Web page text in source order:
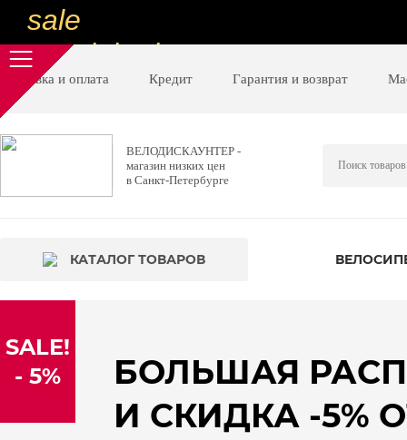
sale
special price
sale
низкие цены
вот дешево
special price
sale
надо брать
sale
Доставка и оплата Кредит Гарантия и возврат
ВЕЛОДИСКАУНТЕР -
магазин низких цен
в Санкт-Петербурге
КАТАЛОГ ТОВАРОВ
SALE!
- 5%
БОЛЬШАЯ
И СКИДКА -5%